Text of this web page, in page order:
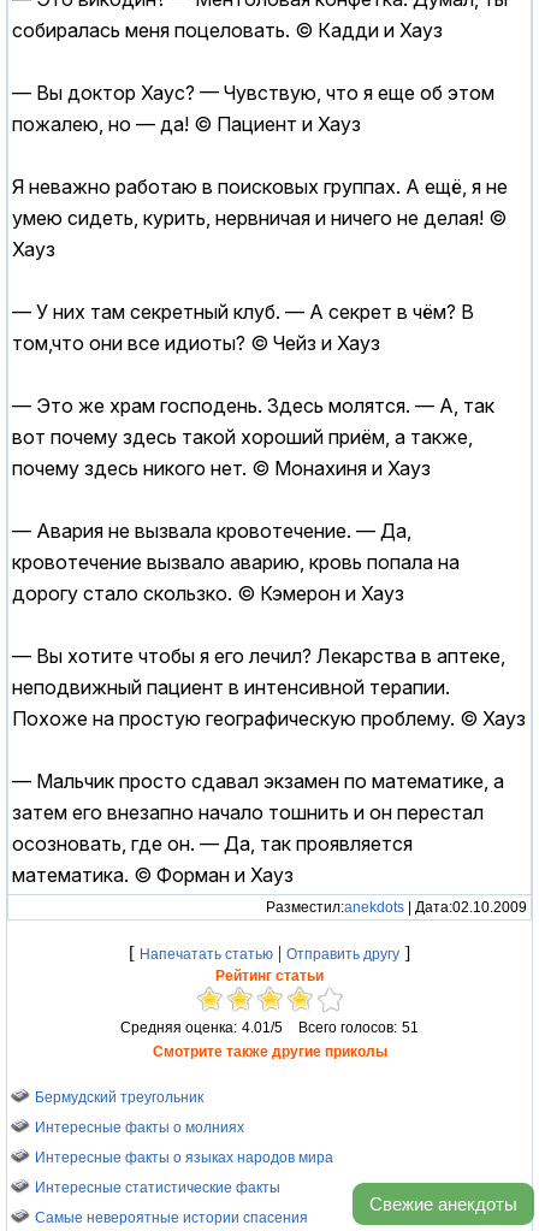
Свежие анекдоты
собиралась меня поцеловать. © Кадди и Хауз
— Вы доктор Хаус? — Чувствую, что я еще об этом
пожалею, но — да! © Пациент и Хауз
Я неважно работаю в поисковых группах. А ещё, я не
умею сидеть, курить, нервничая и ничего не делая! ©
Хауз
— У них там секретный клуб. — А секрет в чём? В
том,что они все идиоты? © Чейз и Хауз
— Это же храм господень. Здесь молятся. — А, так
вот почему здесь такой хороший приём, а также,
почему здесь никого нет. © Монахиня и Хауз
— Авария не вызвала кровотечение. — Да,
кровотечение вызвало аварию, кровь попала на
дорогу стало скользко. © Кэмерон и Хауз
— Вы хотите чтобы я его лечил? Лекарства в аптеке,
неподвижный пациент в интенсивной терапии.
Похоже на простую географическую проблему. © Хауз
— Мальчик просто сдавал экзамен по математике, а
затем его внезапно начало тошнить и он перестал
осозновать, где он. — Да, так проявляется
математика. © Форман и Хауз
Разместил:anekdots | Дата:02.10.2009
[ Напечатать статью | Отправить другу ]
Рейтинг статьи
Средняя оценка: 4.01/5 Всего голосов: 51
Смотрите также другие приколы
Бермудский треугольник
Интересные факты о молниях
Интересные факты о языках народов мира
Интересные статистические факты
Самые невероятные истории спасения